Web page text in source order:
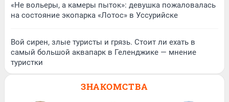
«Не вольеры, а камеры пыток»: девушка пожаловалась
на состояние экопарка «Лотос» в Уссурийске
Вой сирен, злые туристы и грязь. Стоит ли ехать в
самый большой аквапарк в Геленджике — мнение
туристки
ЗНАКОМСТВА